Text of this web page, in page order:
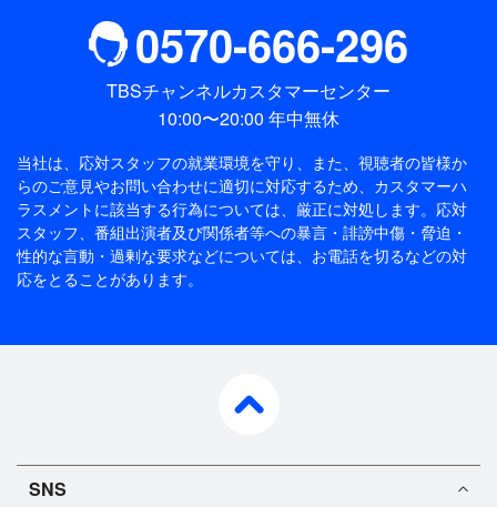
0570-666-296
TBSチャンネルカスタマーセンター
10:00〜20:00 年中無休
当社は、応対スタッフの就業環境を守り、また、視聴者の皆様か
らのご意見やお問い合わせに適切に対応するため、 カスタマーハ
ラスメントに該当する行為については、厳正に対処します。応対
スタッフ、番組出演者及び関係者等への暴言・誹謗中傷・脅迫・
性的な言動・過剰な要求などについては、お電話を切るなどの対
応をとることがあります。
SNS